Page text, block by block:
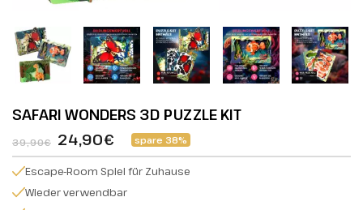
SAFARI WONDERS 3D PUZZLE KIT
39,90€ 24,90€ spare 38%
Escape-Room Spiel für Zuhause
Wieder verwendbar